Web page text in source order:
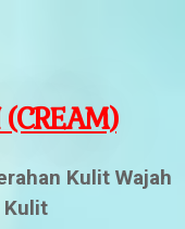
Kulit Wajah
Kulit